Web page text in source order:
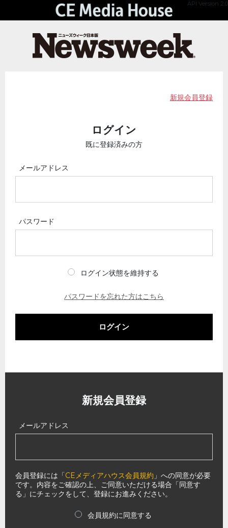
API Version 2.0
新規会員登録
ログイン
既に登録済みの方
メールアドレス
パスワード
ログイン状態を維持する
パスワードを忘れた方はこちら
ログイン
新規会員登録
メールアドレス
会員登録には「CEメディアハウス会員規約 」への同意が必要
です。内容をご確認の上、ご同意いただける場合「同意す
る」にチェックをして、登録にお進みください。
会員規約に同意する